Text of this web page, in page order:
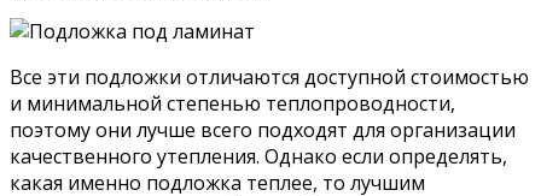
Все эти подложки отличаются доступной стоимостью
и минимальной степенью теплопроводности,
поэтому они лучше всего подходят для организации
качественного утепления. Однако если определять,
какая именно подложка теплее, то лучшим